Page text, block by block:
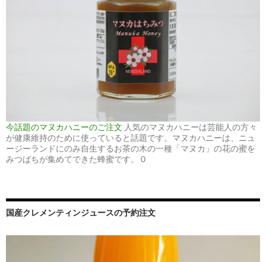
今話題のマヌカハニーのご注文 人気のマヌカハニーは芸能人の方々
が健康維持のために使っていると話題です。マヌカハニーは、ニュ
ージーランドにのみ自生するお茶の木の一種「マヌカ」の花の蜜を
みつばちが集めてできた蜂蜜です。 0
国産クレメンティンジュースの予約注文